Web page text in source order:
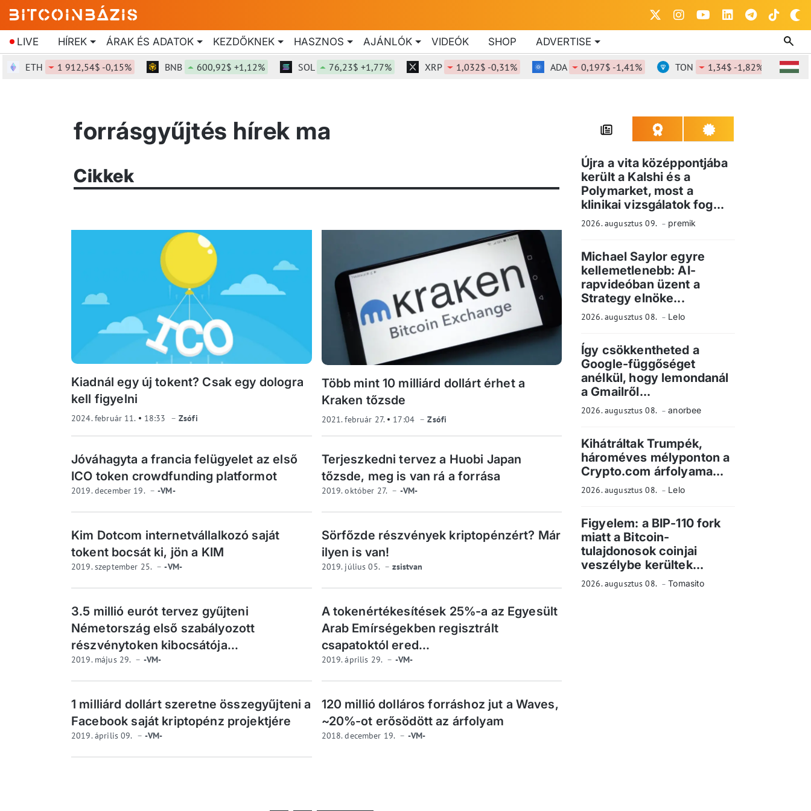
LIVE HÍREK ÁRAK ÉS ADATOK KEZDŐKNEK HASZNOS AJÁNLÓK VIDEÓK SHOP ADVERTISE
ETH 1 912,54$ -0,15% BNB 600,92$ +1,12% SOL 76,23$ +1,77% XRP 1,032$ -0,31% ADA 0,197$ -1,41% TON 1,34$ -1,82% DOT
forrásgyűjtés hírek ma
Cikkek
Kiadnál egy új tokent? Csak egy dologra
kell figyelni
2024. február 11. 18:33 Zsófi
Több mint 10 milliárd dollárt érhet a
Kraken tőzsde
2021. február 27. 17:04 Zsófi
Jóváhagyta a francia felügyelet az első
ICO token crowdfunding platformot
2019. december 19. -VM-
Terjeszkedni tervez a Huobi Japan
tőzsde, meg is van rá a forrása
2019. október 27. -VM-
Kim Dotcom internetvállalkozó saját
tokent bocsát ki, jön a KIM
2019. szeptember 25. -VM-
Sörfőzde részvények kriptopénzért? Már
ilyen is van!
2019. július 05. zsistvan
3.5 millió eurót tervez gyűjteni
Németország első szabályozott
részvénytoken kibocsátója...
2019. május 29. -VM-
A tokenértékesítések 25%-a az Egyesült
Arab Emírségekben regisztrált
csapatoktól ered...
2019. április 29. -VM-
1 milliárd dollárt szeretne összegyűjteni a
Facebook saját kriptopénz projektjére
2019. április 09. -VM-
120 millió dolláros forráshoz jut a Waves,
~20%-ot erősödött az árfolyam
2018. december 19. -VM-
Újra a vita középpontjába
került a Kalshi és a
Polymarket, most a
klinikai vizsgálatok fog...
2026. augusztus 09. premik
Michael Saylor egyre
kellemetlenebb: AI-
rapvideóban üzent a
Strategy elnöke...
2026. augusztus 08. Lelo
Így csökkentheted a
Google-függőséget
anélkül, hogy lemondanál
a Gmailről...
2026. augusztus 08. anorbee
Kihátráltak Trumpék,
hároméves mélyponton a
Crypto.com árfolyama...
2026. augusztus 08. Lelo
Figyelem: a BIP-110 fork
miatt a Bitcoin-
tulajdonosok coinjai
veszélybe kerültek...
2026. augusztus 08. Tomasito